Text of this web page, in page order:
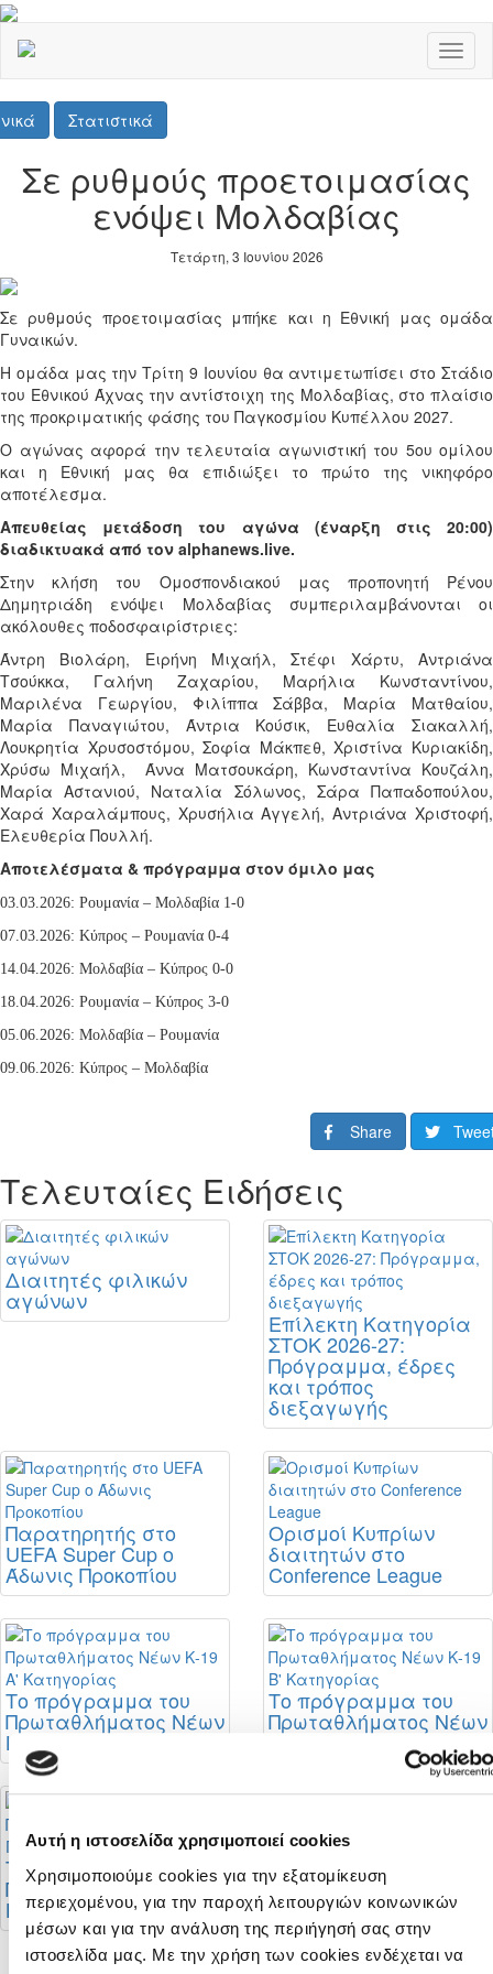
Αυτή η ιστοσελίδα χρησιμοποιεί cookies
Χρησιμοποιούμε cookies για την εξατομίκευση
περιεχομένου, για την παροχή λειτουργιών κοινωνικών
μέσων και για την ανάλυση της περιήγησή σας στην
ιστοσελίδα μας. Με την χρήση των cookies ενδέχεται να
Στατιστικά
Σε ρυθμούς προετοιμασίας
ενόψει Μολδαβίας
Τετάρτη, 3 Ιουνίου 2026
Σε ρυθμούς προετοιμασίας μπήκε και η Εθνική μας ομάδα
Γυναικών.
Η ομάδα μας την Τρίτη 9 Ιουνίου θα αντιμετωπίσει στο Στάδιο
του Εθνικού Άχνας την αντίστοιχη της Μολδαβίας, στο πλαίσιο
της προκριματικής φάσης του Παγκοσμίου Κυπέλλου 2027.
Ο αγώνας αφορά την τελευταία αγωνιστική του 5ου ομίλου
και η Εθνική μας θα επιδιώξει το πρώτο της νικηφόρο
αποτέλεσμα.
Απευθείας μετάδοση του αγώνα (έναρξη στις 20:00)
διαδικτυακά από τον alphanews.live.
Στην κλήση του Ομοσπονδιακού μας προπονητή Ρένου
Δημητριάδη ενόψει Μολδαβίας συμπεριλαμβάνονται οι
ακόλουθες ποδοσφαιρίστριες:
Άντρη Βιολάρη, Ειρήνη Μιχαήλ, Στέφι Χάρτυ, Αντριάνα
Τσούκκα, Γαλήνη Ζαχαρίου, Μαρήλια Κωνσταντίνου,
Μαριλένα Γεωργίου, Φιλίππα Σάββα, Μαρία Ματθαίου,
Μαρία Παναγιώτου, Άντρια Κούσικ, Ευθαλία Σιακαλλή,
Λουκρητία Χρυσοστόμου, Σοφία Μάκπεθ, Χριστίνα Κυριακίδη,
Χρύσω Μιχαήλ,
Άννα Ματσουκάρη, Κωνσταντίνα Κουζάλη,
Μαρία Αστανιού, Ναταλία Σόλωνος, Σάρα Παπαδοπούλου,
Χαρά Χαραλάμπους, Χρυσήλια Αγγελή, Αντριάνα Χριστοφή,
Ελευθερία Πουλλή.
Αποτελέσματα & πρόγραμμα στον όμιλο μας
03.03.2026: Ρουμανία – Μολδαβία 1-0
07.03.2026: Κύπρος – Ρουμανία 0-4
14.04.2026: Μολδαβία – Κύπρος 0-0
18.04.2026: Ρουμανία – Κύπρος 3-0
05.06.2026: Μολδαβία – Ρουμανία
09.06.2026: Κύπρος – Μολδαβία
Share
Τελευταίες Ειδήσεις
Διαιτητές φιλικών
αγώνων
Επίλεκτη Κατηγορία
ΣΤΟΚ 2026-27:
Πρόγραμμα, έδρες
και τρόπος
διεξαγωγής
Παρατηρητής στο
UEFA Super Cup ο
Άδωνις Προκοπίου
Ορισμοί Κυπρίων
διαιτητών στο
Conference League
Το πρόγραμμα του
Πρωταθλήματος Νέων
Κ-19 Α' Κατηγορίας
Το πρόγραμμα του
Πρωταθλήματος Νέων
Κ-19 Β' Κατηγορίας
Το πρόγραμμα του
Πρωταθλήματος Νέων
Κ-19 Γ' Κατηγορίας
Διαιτητές φιλικών
αγώνων